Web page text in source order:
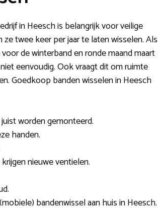
in Heesch is belangrijk voor veilige
twee keer per jaar te laten wisselen. Als
de winterband en ronde maand maart
eenvoudig. Ook vraagt dit om ruimte
Goedkoop banden wisselen in Heesch
worden gemonteerd.
handen.
nieuwe ventielen.
bandenwissel aan huis in Heesch.